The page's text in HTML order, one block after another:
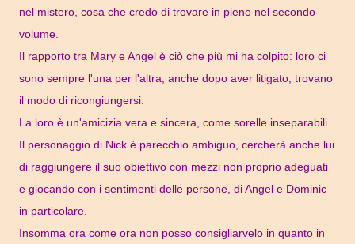
nel mistero, cosa che credo di trovare in pieno nel secondo
volume.
Il rapporto tra Mary e Angel è ciò che più mi ha colpito: loro ci
sono sempre l'una per l'altra, anche dopo aver litigato, trovano
il modo di ricongiungersi.
La loro è un'amicizia vera e sincera, come sorelle inseparabili.
Il personaggio di Nick è parecchio ambiguo, cercherà anche lui
di raggiungere il suo obiettivo con mezzi non proprio adeguati
e giocando con i sentimenti delle persone, di Angel e Dominic
in particolare.
Insomma ora come ora non posso consigliarvelo in quanto in